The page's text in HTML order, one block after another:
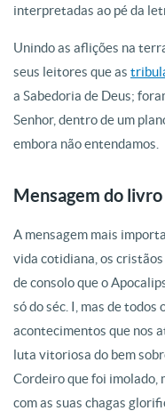
interpretadas ao pé da
Unindo as aflições na
seus leitores que as
a Sabedoria de Deus;
Senhor, dentro de um
embora não entendamos.
Mensagem do
A mensagem mais
vida cotidiana, os cristãos
de consolo que o
só do séc. I, mas de
acontecimentos que nos
luta vitoriosa do bem
Cordeiro que foi imolado,
com as suas chagas